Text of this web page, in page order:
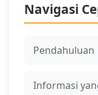
Navigasi
Pendahuluan
Informasi